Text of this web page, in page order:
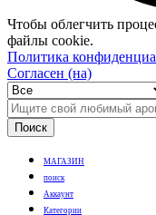
Чтобы облегчить
файлы cookie.
Политика
Согласен (на)
Поиск
МАГАЗИН
поиск
Аккаунт
Категории